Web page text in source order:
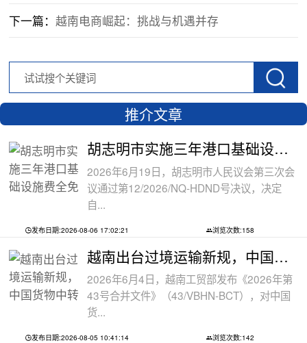
下一篇：越南电商崛起：挑战与机遇并存
推介文章
胡志明市实施三年港口基础设施费全免政
2026年6月19日，胡志明市人民议会第三次会
议通过第12/2026/NQ-HDND号决议，决定
自...
发布日期:2026-08-06 17:02:21 浏览次数:158
越南出台过境运输新规，中国货物中转通
2026年6月4日，越南工贸部发布《2026年第
43号合并文件》（43/VBHN-BCT），对中国
货...
发布日期:2026-08-05 10:41:14 浏览次数:142